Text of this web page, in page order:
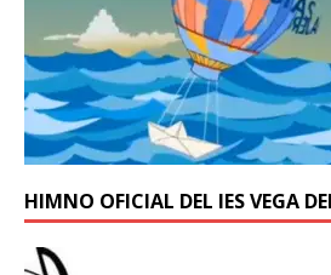
HIMNO OFICIAL DEL IES VEGA